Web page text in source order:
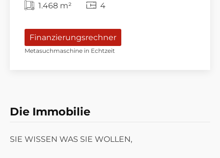
1.468 m² 4
Finanzierungsrechner
Metasuchmaschine in Echtzeit
Die Immobilie
SIE WISSEN WAS SIE WOLLEN,